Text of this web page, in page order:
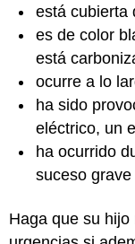
está cubierta
es de color
está
ocurre a lo
ha sido
eléctrico, un
ha ocurrido
suceso grave
Haga que su